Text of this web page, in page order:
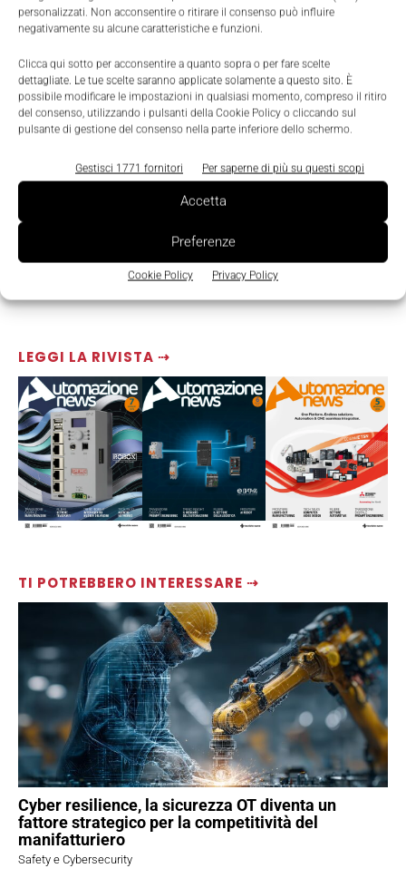
personalizzati. Non acconsentire o ritirare il consenso può influire
negativamente su alcune caratteristiche e funzioni.
Clicca qui sotto per acconsentire a quanto sopra o per fare scelte
dettagliate. Le tue scelte saranno applicate solamente a questo sito. È
possibile modificare le impostazioni in qualsiasi momento, compreso il ritiro
del consenso, utilizzando i pulsanti della Cookie Policy o cliccando sul
pulsante di gestione del consenso nella parte inferiore dello schermo.
Gestisci 1771 fornitori Per saperne di più su questi scopi
Accetta
Preferenze
Cookie Policy Privacy Policy
LEGGI LA RIVISTA ⇢
TI POTREBBERO INTERESSARE ⇢
Cyber resilience, la sicurezza OT diventa un
fattore strategico per la competitività del
manifatturiero
Safety e Cybersecurity